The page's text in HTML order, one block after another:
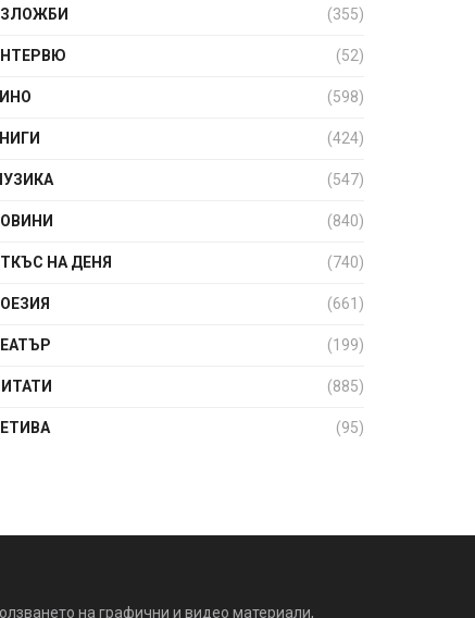
(355)
(52)
(598)
(424)
(547)
(840)
НА ДЕНЯ (740)
(661)
(199)
(885)
(95)
на графични и видео материали,